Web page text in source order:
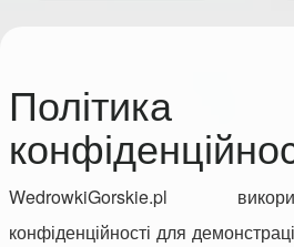
Політика
WedrowkiGorskie.pl
конфіденційності для